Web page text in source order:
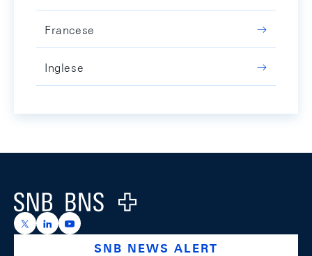
Francese
Inglese
Logo
https://x.com/snb_bns
https://ch.linkedin.com/company/swiss-national-
https://www.youtube.com/@swissnationalbank
SNB NEWS ALERT